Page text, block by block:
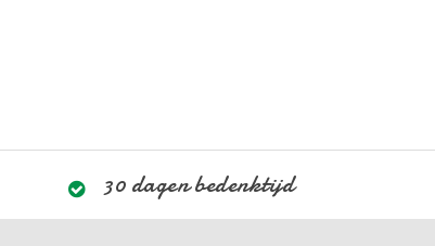
30 dagen bedenktijd